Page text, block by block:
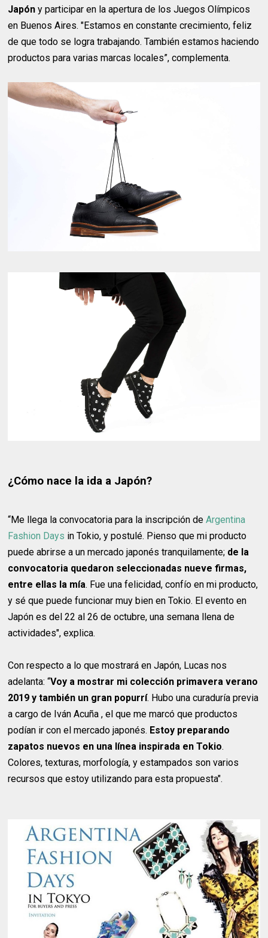
Japón y participar en la apertura de los Juegos Olímpicos
en Buenos Aires. "Estamos en constante crecimiento, feliz
de que todo se logra trabajando. También estamos haciendo
productos para varias marcas locales”, complementa.
¿Cómo nace la ida a Japón?
“Me llega la convocatoria para la inscripción deArgentina
Fashion Days in Tokio, y postulé. Pienso que mi producto
puede abrirse a un mercado japonés tranquilamente; de la
convocatoria quedaron seleccionadas nueve firmas,
entre ellas la mía. Fue una felicidad, confío en mi producto,
y sé que puede funcionar muy bien en Tokio. El evento en
Japón es del 22 al 26 de octubre, una semana llena de
actividades", explica.
Con respecto a lo que mostrará en Japón, Lucas nos
adelanta: “Voy a mostrar mi colección primavera verano
2019 y también un gran popurrí. Hubo una curaduría previa
a cargo de Iván Acuña , el que me marcó que productos
podían ir con el mercado japonés. Estoy preparando
zapatos nuevos en una línea inspirada en Tokio.
Colores, texturas, morfología, y estampados son varios
recursos que estoy utilizando para esta propuesta".